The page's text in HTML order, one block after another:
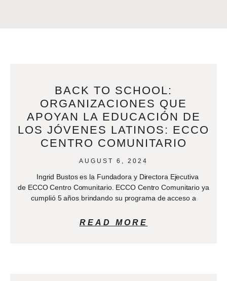
BACK TO SCHOOL:
ORGANIZACIONES QUE
APOYAN LA EDUCACIÓN DE
LOS JÓVENES LATINOS: ECCO
CENTRO COMUNITARIO
AUGUST 6, 2024
Ingrid Bustos es la Fundadora y Directora Ejecutiva
de ECCO Centro Comunitario. ECCO Centro Comunitario ya
cumplió 5 años brindando su programa de acceso a
READ MORE